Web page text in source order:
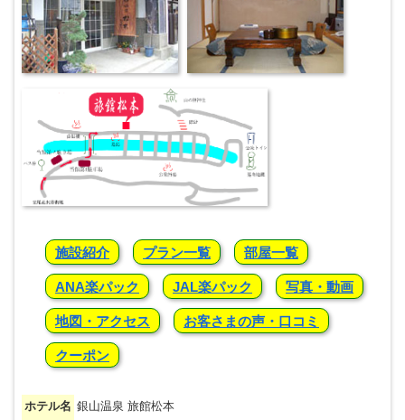
施設紹介 プラン一覧 部屋一覧
ANA楽パック JAL楽パック 写真・動画
地図・アクセス お客さまの声・口コミ
クーポン
ホテル名 銀山温泉 旅館松本